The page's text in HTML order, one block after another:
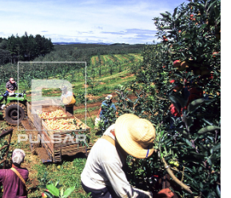
ENVIAR
reCAPTCHA —Privacidade·Termos
NÃO
SIM
57,00
114,00
171,00